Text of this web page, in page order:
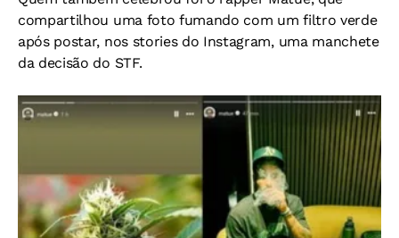
compartilhou uma foto fumando com um filtro verde
após postar, nos stories do Instagram, uma manchete
da decisão do STF.